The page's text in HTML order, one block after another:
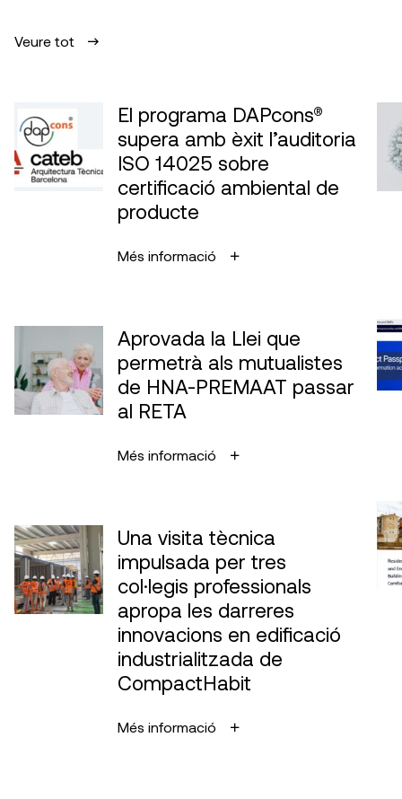
Veure tot
El programa DAPcons®
supera amb èxit l’auditoria
ISO 14025 sobre
certificació ambiental de
producte
Més informació
Aprovada la Llei que
permetrà als mutualistes
de HNA-PREMAAT passar
al RETA
Més informació
Una visita tècnica
impulsada per tres
col·legis professionals
apropa les darreres
innovacions en edificació
industrialitzada de
CompactHabit
Més informació